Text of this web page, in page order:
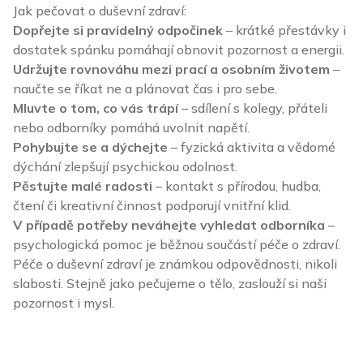
Jak pečovat o duševní zdraví:
Dopřejte si pravidelný odpočinek – krátké přestávky i
dostatek spánku pomáhají obnovit pozornost a energii.
Udržujte rovnováhu mezi prací a osobním životem –
naučte se říkat ne a plánovat čas i pro sebe.
Mluvte o tom, co vás trápí– sdílení s kolegy, přáteli
nebo odborníky pomáhá uvolnit napětí.
Pohybujte se a dýchejte – fyzická aktivita a vědomé
dýchání zlepšují psychickou odolnost.
Pěstujte malé radosti – kontakt s přírodou, hudba,
čtení či kreativní činnost podporují vnitřní klid.
V případě potřeby neváhejte vyhledat odborníka –
psychologická pomoc je běžnou součástí péče o zdraví.
Péče o duševní zdraví je známkou odpovědnosti, nikoli
slabosti. Stejně jako pečujeme o tělo, zaslouží si naši
pozornost i mysl.